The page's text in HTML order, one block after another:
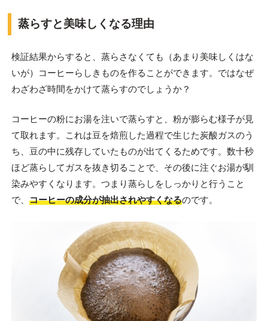
蒸らすと美味しくなる理由
検証結果からすると、蒸らさなくても（あまり美味しくはな
いが）コーヒーらしきものを作ることができます。ではなぜ
わざわざ時間をかけて蒸らすのでしょうか？
コーヒーの粉にお湯を注いで蒸らすと、粉が膨らむ様子が見
て取れます。これは豆を焙煎した過程で生じた炭酸ガスのう
ち、豆の中に残存していたものが出てくるためです。数十秒
ほど蒸らしてガスを抜き切ることで、その後に注ぐお湯が馴
染みやすくなります。つまり蒸らしをしっかりと行うこと
で、 コーヒーの成分が抽出されやすくなるのです。